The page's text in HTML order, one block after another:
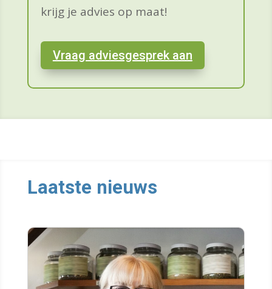
krijg je advies op maat!
Vraag adviesgesprek aan
Laatste nieuws